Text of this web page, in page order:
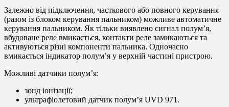
Залежно від підключення, часткового або повного керування
(разом із блоком керування пальником) можливе автоматичне
керування пальником. Як тільки виявлено сигнал полум’я,
вбудоване реле вмикається, контакти реле замикаються та
активуються різні компоненти пальника. Одночасно
вмикається індикатор полум’я у верхній частині пристрою.
Можливі датчики полум’я:
зонд іонізації;
ультрафіолетовий датчик полум’я UVD 971.